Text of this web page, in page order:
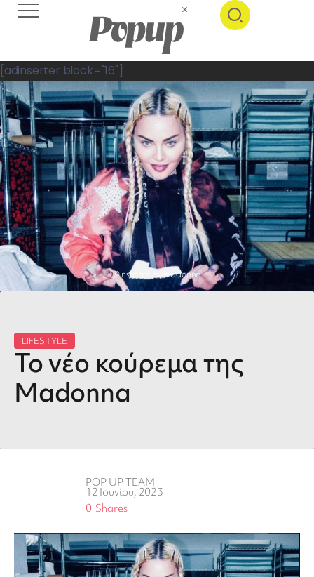
[adinserter block="16"]
LIFESTYLE
Το νέο κούρεμα της
Madonna
©Instagram/madonna
POP UP TEAM
12 Ιουνίου, 2023
Shares
0